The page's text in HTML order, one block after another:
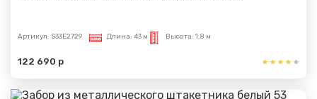
Артикул: S33E2729 Длина: 43 м Высота: 1,8 м
122 690 р